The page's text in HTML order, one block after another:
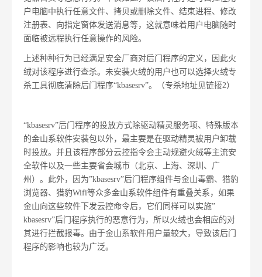
户电脑中执行任意文件、拷贝或删除文件、结束进程、修改
注册表、向指定窗体发送消息等，这就意味着用户电脑随时
面临被远程执行任意操作的风险。
上述种种行为已经满足安全厂商对后门程序的定义，因此火
绒对该程序进行查杀。未安装火绒的用户也可以选择火绒专
杀工具彻底清除后门程序“kbasesrv”。（专杀地址见链接2）
“kbasesrv”后门程序的投放方式除驱动精灵服务项、特殊版本
的金山系软件安装包以外，最主要是在驱动精灵被用户卸载
时投放。并且该程序部分云控指令会主动规避火绒等主流安
全软件以及一些主要省会城市（北京、上海、深圳、广
州）。此外，因为”kbasesrv”后门程序组件与金山毒霸、猎豹
浏览器、猎豹Wifi等众多金山系软件组件有重叠关系，如果
金山向这些软件下发云控命令后，它们同样可以实施”
kbasesrv”后门程序执行的恶意行为，所以火绒也会相应的对
其进行拦截报毒。由于金山系软件用户量较大，导致该后门
程序的影响也较为广泛。